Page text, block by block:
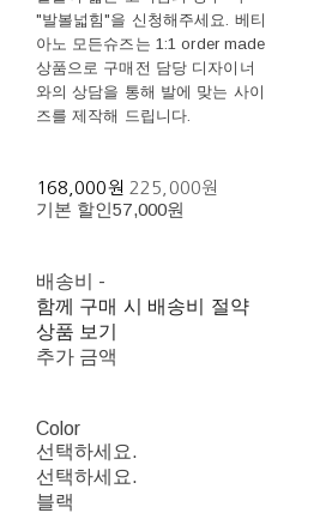
"발볼넓힘"을 신청해주세요. 베티
아노 모든슈즈는 1:1 order made
상품으로 구매전 담당 디자이너
와의 상담을 통해 발에 맞는 사이
즈를 제작해 드립니다.
168,000원 225,000원
기본 할인57,000원
배송비 -
함께 구매 시 배송비 절약
상품 보기
추가 금액
Color
선택하세요.
선택하세요.
블랙